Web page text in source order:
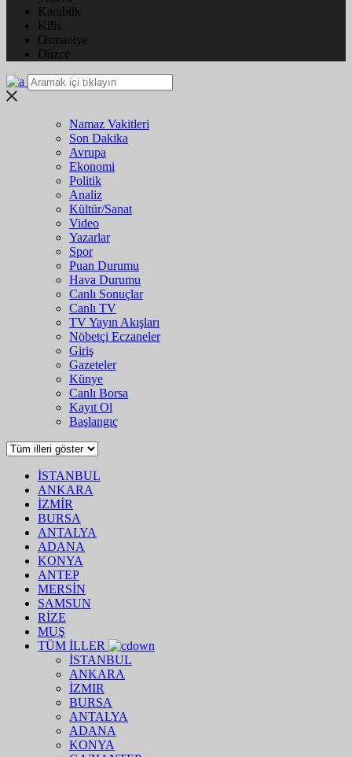
Karabük
Kilis
Osmaniye
Düzce
Namaz Vakitleri
Son Dakika
Avrupa
Ekonomi
Politik
Analiz
Kültür/Sanat
Video
Yazarlar
Spor
Puan Durumu
Hava Durumu
Canlı Sonuçlar
Canlı TV
TV Yayın Akışları
Nöbetçi Eczaneler
Giriş
Gazeteler
Künye
Canlı Borsa
Kayıt Ol
Başlangıç
İSTANBUL
ANKARA
İZMİR
BURSA
ANTALYA
ADANA
KONYA
ANTEP
MERSİN
SAMSUN
RİZE
MUŞ
TÜM İLLER
İSTANBUL
ANKARA
İZMIR
BURSA
ANTALYA
ADANA
KONYA